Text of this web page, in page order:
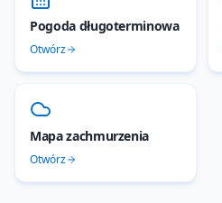
Pogoda długoterminowa
Otwórz
Mapa zachmurzenia
Otwórz